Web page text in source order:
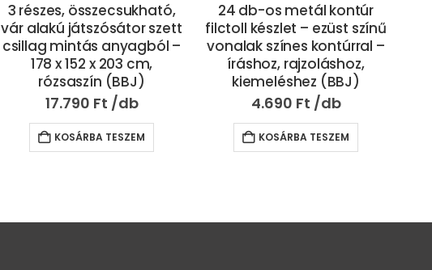
24 db-os metál kontúr
filctoll készlet – ezüst színű
vonalak színes kontúrral –
íráshoz, rajzoláshoz,
kiemeléshez (BBJ)
4.690 Ft
KOSÁRBA TESZEM
Mini markológép
kihalászható
plüssállatokkal – zenélő,
világító játékgép
gyerekeknek (BBJ)
12.690Ft
KOSÁRBA TESZEM